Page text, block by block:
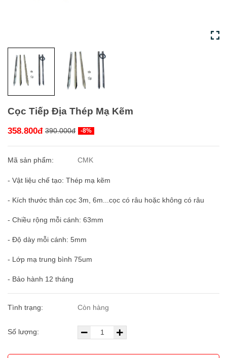
Cọc Tiếp Địa Thép Mạ Kẽm
358.800đ 390.000đ -8%
Mã sản phẩm: CMK
- Vật liệu chế tạo: Thép mạ kẽm
- Kích thước thân cọc 3m, 6m...cọc có râu hoặc không có râu
- Chiều rộng mỗi cánh: 63mm
- Độ dày mỗi cánh: 5mm
- Lớp mạ trung bình 75um
- Bảo hành 12 tháng
Tình trạng: Còn hàng
Số lượng: